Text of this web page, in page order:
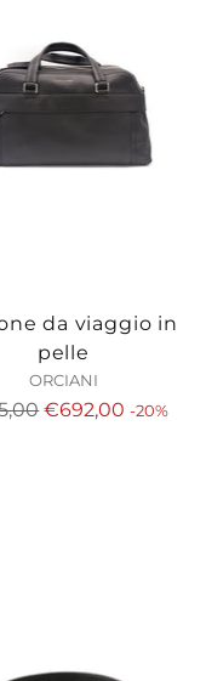
da viaggio in
pelle
ORCIANI
€692,00 -20%